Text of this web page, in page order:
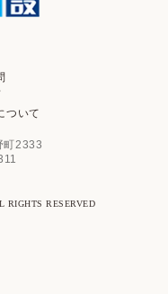
ついて
町2333
RIGHTS RESERVED